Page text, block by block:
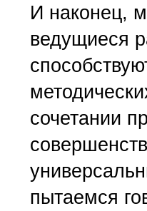
И наконец,
ведущиеся
сочетании
пытаемся